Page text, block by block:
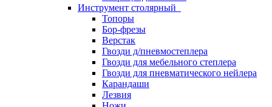
Инструмент столярный
Топоры
Бор-фрезы
Верстак
Гвозди д/пневмостеплера
Гвозди для мебельного степлера
Гвозди для пневматического нейлера
Карандаши
Лезвия